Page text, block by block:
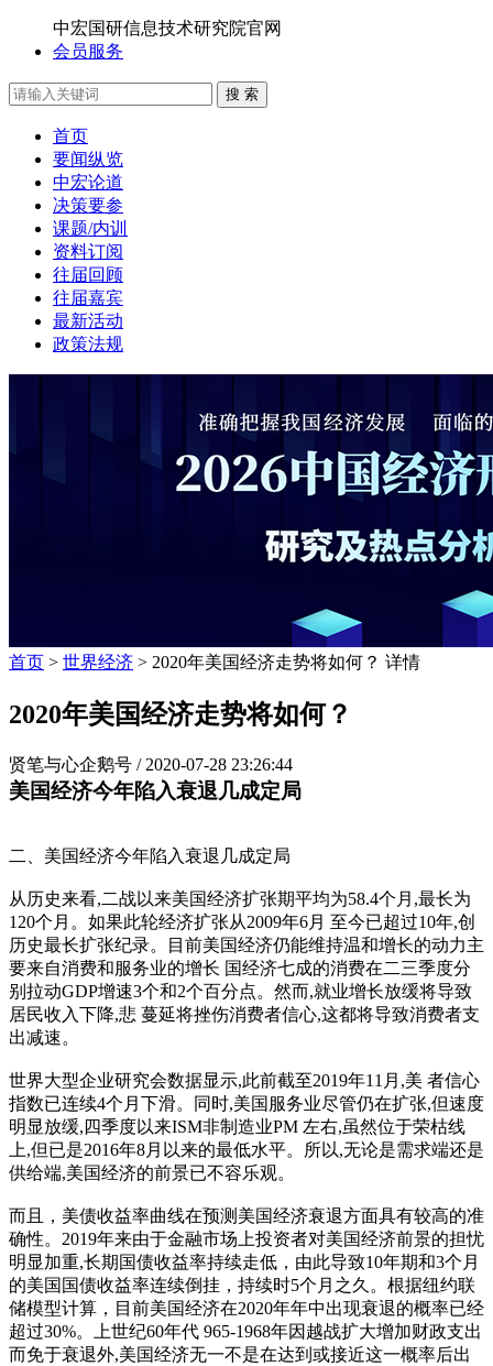
中宏国研信息技术研究院官网
会员服务
搜 索
首页
要闻纵览
中宏论道
决策要参
课题/内训
资料订阅
往届回顾
往届嘉宾
最新活动
政策法规
首页 > 世界经济 > 2020年美国经济走势将如何？ 详情
2020年美国经济走势将如何？
贤笔与心企鹅号 / 2020-07-28 23:26:44
美国经济今年陷入衰退几成定局
二、美国经济今年陷入衰退几成定局
从历史来看,二战以来美国经济扩张期平均为58.4个月,最长为
120个月。如果此轮经济扩张从2009年6月 至今已超过10年,创
历史最长扩张纪录。目前美国经济仍能维持温和增长的动力主
要来自消费和服务业的增长 国经济七成的消费在二三季度分
别拉动GDP增速3个和2个百分点。然而,就业增长放缓将导致
居民收入下降,悲 蔓延将挫伤消费者信心,这都将导致消费者支
出减速。
世界大型企业研究会数据显示,此前截至2019年11月,美 者信心
指数已连续4个月下滑。同时,美国服务业尽管仍在扩张,但速度
明显放缓,四季度以来ISM非制造业PM 左右,虽然位于荣枯线
上,但已是2016年8月以来的最低水平。所以,无论是需求端还是
供给端,美国经济的前景已不容乐观。
而且，美债收益率曲线在预测美国经济衰退方面具有较高的准
确性。2019年来由于金融市场上投资者对美国经济前景的担忧
明显加重,长期国债收益率持续走低，由此导致10年期和3个月
的美国国债收益率连续倒挂，持续时5个月之久。根据纽约联
储模型计算，目前美国经济在2020年年中出现衰退的概率已经
超过30%。上世纪60年代 965-1968年因越战扩大增加财政支出
而免于衰退外,美国经济无一不是在达到或接近这一概率后出